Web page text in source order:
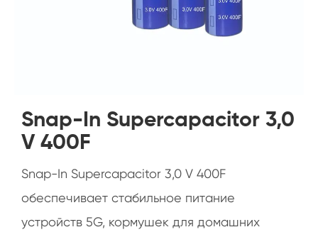
Snap-In Supercapacitor 3,0
V 400F
Snap-In Supercapacitor 3,0 V 400F
обеспечивает стабильное питание
устройств 5G, кормушек для домашних